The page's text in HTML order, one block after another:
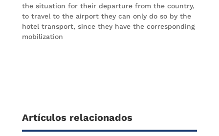
the situation for their departure from the country,
to travel to the airport they can only do so by the
hotel transport, since they have the corresponding
mobilization
Artículos relacionados